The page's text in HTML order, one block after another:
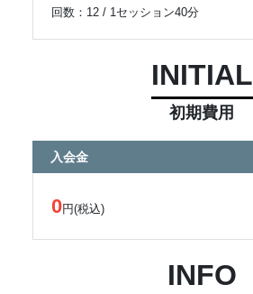
回数：12 / 1セッション40分
INITIAL
初期費用
入会金
0円(税込)
INFO